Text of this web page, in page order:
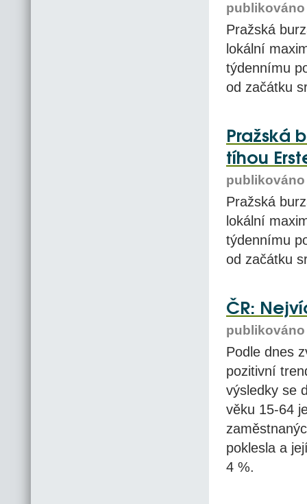
publikováno
Pražská
lokální
týdennímu
od začátku
Pražská
tíhou
publikováno
Pražská
lokální
týdennímu
od začátku
ČR:
publikováno
Podle dnes
pozitivní
výsledky se
věku 15-64
poklesla a
4 %.